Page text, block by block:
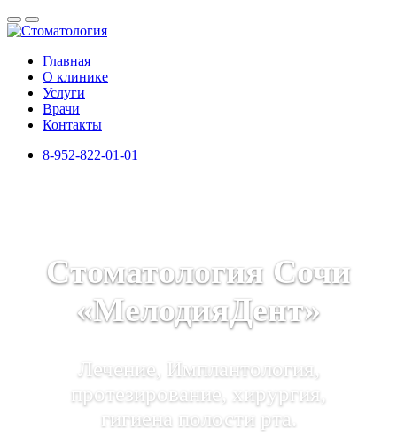
Главная
О клинике
Услуги
Врачи
Контакты
8-952-822-01-01
Стоматология Сочи
«МелодияДент»
Лечение, Имплантология,
протезирование, хирургия,
гигиена полости рта.